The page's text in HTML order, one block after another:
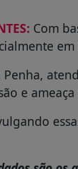
Com
em
e